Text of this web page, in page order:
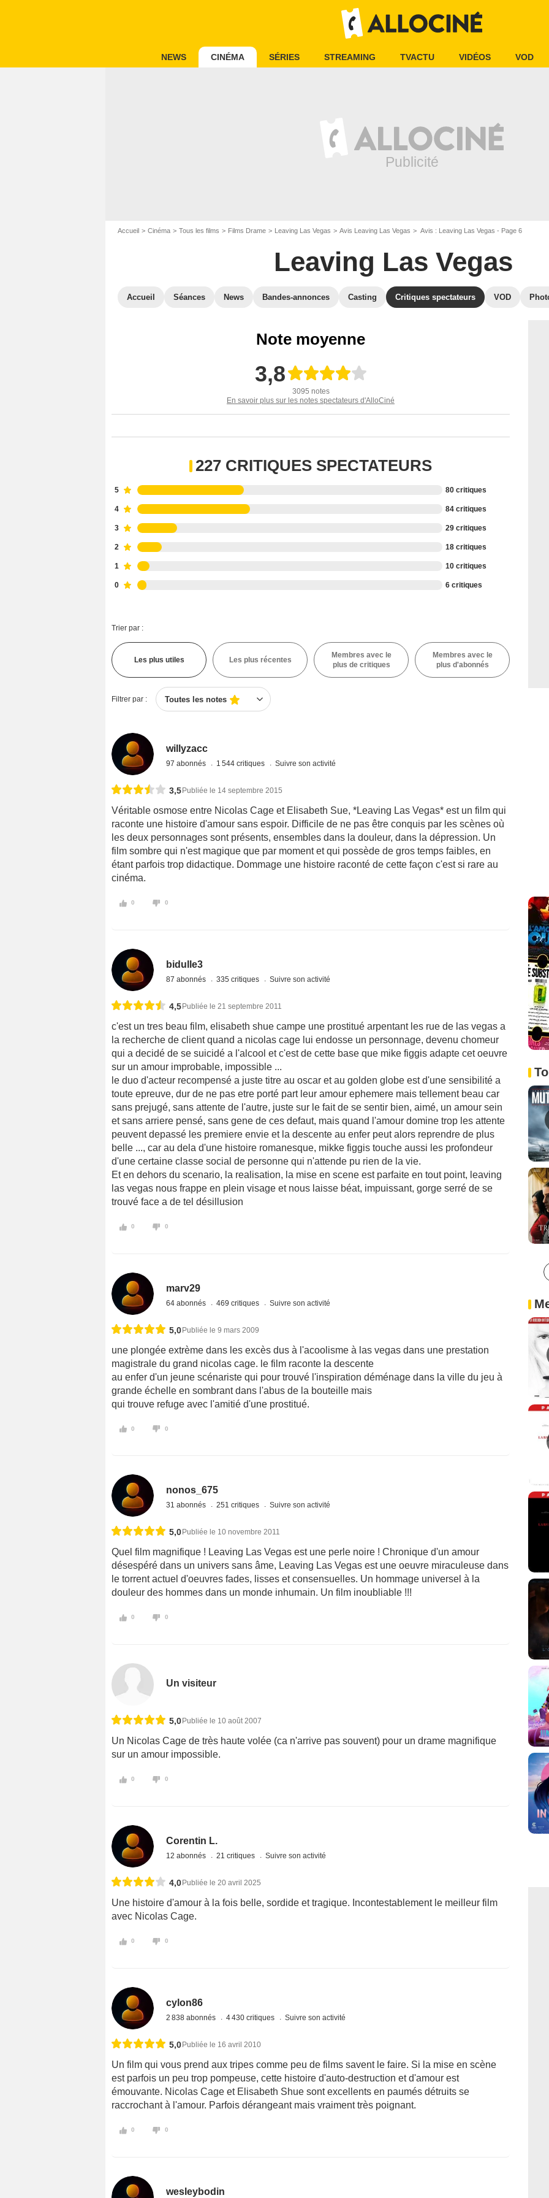
NEWS CINÉMA SÉRIES STREAMING TVACTU VIDÉOS VOD
Accueil Cinéma Tous les films Films Drame Leaving Las Vegas Avis Leaving Las Vegas Avis : Leaving Las Vegas - Page 6
Leaving Las Vegas
Accueil Séances News Bandes-annonces Casting Critiques spectateurs VOD
Note moyenne
3,8
3095 notes
En savoir plus sur les notes spectateurs d'AlloCiné
227 CRITIQUES SPECTATEURS
5 80 critiques
4 84 critiques
3 29 critiques
2 18 critiques
1 10 critiques
0 6 critiques
Trier par :
Les plus utiles Les plus récentes
Membres avec le
plus de critiques
Membres avec le
plus d'abonnés
Filtrer par : Toutes les notes
willyzacc
97 abonnés 1 544 critiques Suivre son activité
3,5 Publiée le 14 septembre 2015
Véritable osmose entre Nicolas Cage et Elisabeth Sue, *Leaving Las Vegas* est un film qui
raconte une histoire d'amour sans espoir. Difficile de ne pas être conquis par les scènes où
les deux personnages sont présents, ensembles dans la douleur, dans la dépression. Un
film sombre qui n'est magique que par moment et qui possède de gros temps faibles, en
étant parfois trop didactique. Dommage une histoire raconté de cette façon c'est si rare au
cinéma.
0 0
bidulle3
87 abonnés 335 critiques Suivre son activité
4,5Publiée le 21 septembre 2011
c'est un tres beau film, elisabeth shue campe une prostitué arpentant les rue de las vegas a
la recherche de client quand a nicolas cage lui endosse un personnage, devenu chomeur
qui a decidé de se suicidé a l'alcool et c'est de cette base que mike figgis adapte cet oeuvre
sur un amour improbable, impossible ...
le duo d'acteur recompensé a juste titre au oscar et au golden globe est d'une sensibilité a
toute epreuve, dur de ne pas etre porté part leur amour ephemere mais tellement beau car
sans prejugé, sans attente de l'autre, juste sur le fait de se sentir bien, aimé, un amour sein
et sans arriere pensé, sans gene de ces defaut, mais quand l'amour domine trop les attente
peuvent depassé les premiere envie et la descente au enfer peut alors reprendre de plus
belle ..., car au dela d'une histoire romanesque, mikke figgis touche aussi les profondeur
d'une certaine classe social de personne qui n'attende pu rien de la vie.
Et en dehors du scenario, la realisation, la mise en scene est parfaite en tout point, leaving
las vegas nous frappe en plein visage et nous laisse béat, impuissant, gorge serré de se
trouvé face a de tel désillusion
0 0
marv29
64 abonnés 469 critiques Suivre son activité
5,0Publiée le 9 mars 2009
une plongée extrème dans les excès dus à l'acoolisme à las vegas dans une prestation
magistrale du grand nicolas cage. le film raconte la descente
au enfer d'un jeune scénariste qui pour trouvé l'inspiration déménage dans la ville du jeu à
grande échelle en sombrant dans l'abus de la bouteille mais
qui trouve refuge avec l'amitié d'une prostitué.
0 0
nonos_675
31 abonnés 251 critiques Suivre son activité
5,0 Publiée le 10 novembre 2011
Quel film magnifique ! Leaving Las Vegas est une perle noire ! Chronique d'un amour
désespéré dans un univers sans âme, Leaving Las Vegas est une oeuvre miraculeuse dans
le torrent actuel d'oeuvres fades, lisses et consensuelles. Un hommage universel à la
douleur des hommes dans un monde inhumain. Un film inoubliable !!!
0 0
Un visiteur
5,0 Publiée le 10 août 2007
Un Nicolas Cage de très haute volée (ca n'arrive pas souvent) pour un drame magnifique
sur un amour impossible.
0 0
Corentin L.
12 abonnés 21 critiques Suivre son activité
4,0 Publiée le 20 avril 2025
Une histoire d'amour à la fois belle, sordide et tragique. Incontestablement le meilleur film
avec Nicolas Cage.
0 0
cylon86
2 838 abonnés 4 430 critiques Suivre son activité
5,0 Publiée le 16 avril 2010
Un film qui vous prend aux tripes comme peu de films savent le faire. Si la mise en scène
est parfois un peu trop pompeuse, cette histoire d'auto-destruction et d'amour est
émouvante. Nicolas Cage et Elisabeth Shue sont excellents en paumés détruits se
raccrochant à l'amour. Parfois dérangeant mais vraiment très poignant.
0 0
wesleybodin